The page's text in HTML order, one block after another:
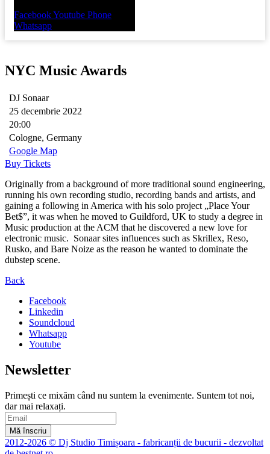
FacebookYoutube Phone
Whatsapp
NYC Music Awards
DJ Sonaar
25 decembrie 2022
20:00
Cologne, Germany
Google Map
Buy Tickets
Originally from a background of more traditional sound engineering,
running his own recording studio, recording bands and artists, and
gaining a following in America with his solo project „Place Your
Bet$”, it was when he moved to Guildford, UK to study a degree in
Music production at the ACM that he discovered a new love for
electronic music. Sonaar sites influences such as Skrillex, Reso,
Rusko, and Bare Noize as the reason he wanted to dominate the
dubstep scene.
Back
Facebook
Linkedin
Soundcloud
Whatsapp
Youtube
Newsletter
Primești ce mixăm când nu suntem la evenimente. Suntem tot noi,
dar mai relaxați.
Mă înscriu
2012-2026 © Dj Studio Timișoara - fabricanții de bucurii - dezvoltat